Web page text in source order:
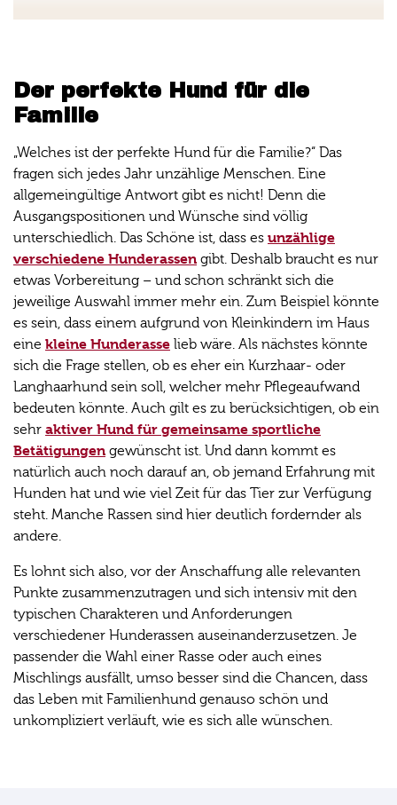
Der perfekte Hund für die
Familie
„Welches ist der perfekte Hund für die Familie?“ Das
fragen sich jedes Jahr unzählige Menschen. Eine
allgemeingültige Antwort gibt es nicht! Denn die
Ausgangspositionen und Wünsche sind völlig
unterschiedlich. Das Schöne ist, dass es unzählige
verschiedene Hunderassen gibt. Deshalb braucht es nur
etwas Vorbereitung – und schon schränkt sich die
jeweilige Auswahl immer mehr ein. Zum Beispiel könnte
es sein, dass einem aufgrund von Kleinkindern im Haus
eine kleine Hunderasse lieb wäre. Als nächstes könnte
sich die Frage stellen, ob es eher ein Kurzhaar- oder
Langhaarhund sein soll, welcher mehr Pflegeaufwand
bedeuten könnte. Auch gilt es zu berücksichtigen, ob ein
sehr aktiver Hund für gemeinsame sportliche
Betätigungen gewünscht ist. Und dann kommt es
natürlich auch noch darauf an, ob jemand Erfahrung mit
Hunden hat und wie viel Zeit für das Tier zur Verfügung
steht. Manche Rassen sind hier deutlich fordernder als
andere.
Es lohnt sich also, vor der Anschaffung alle relevanten
Punkte zusammenzutragen und sich intensiv mit den
typischen Charakteren und Anforderungen
verschiedener Hunderassen auseinanderzusetzen. Je
passender die Wahl einer Rasse oder auch eines
Mischlings ausfällt, umso besser sind die Chancen, dass
das Leben mit Familienhund genauso schön und
unkompliziert verläuft, wie es sich alle wünschen.